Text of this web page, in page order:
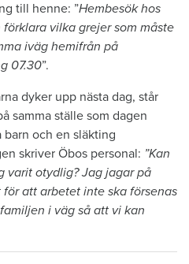
till henne: ”Hembesök hos
vilka grejer som måste
iväg hemifrån på
07.30”.
dyker upp nästa dag, står
samma ställe som dagen
och en släkting
skriver Öbos personal: ”Kan
varit otydlig? Jag jagar på
att arbetet inte ska försenas
i väg så att vi kan